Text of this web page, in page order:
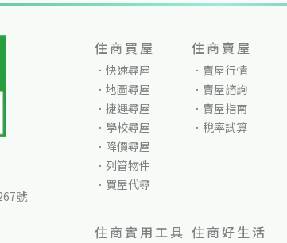
號
住商買屋
快速尋屋
地圖尋屋
捷運尋屋
學校尋屋
降價尋屋
列管物件
買屋代尋
住商賣屋
賣屋行情
賣屋諮詢
賣屋指南
稅率試算
住商實用工具 住商好生活